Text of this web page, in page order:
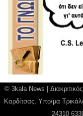
© 3kala News |
Καρδίτσας, Υπο/μα
24310